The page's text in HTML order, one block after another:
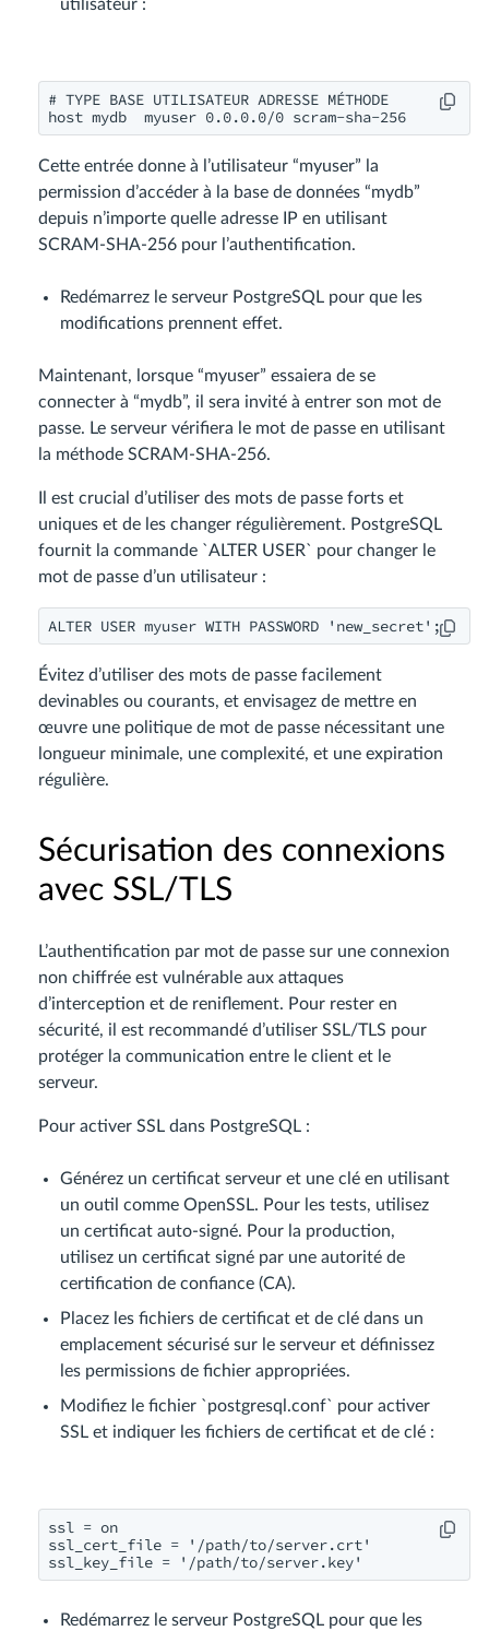
utilisateur :
# TYPE BASE UTILISATEUR ADRESSE MÉTHODE
Cette entrée donne à l’utilisateur “myuser” la
permission d’accéder à la base de données “mydb”
depuis n’importe quelle adresse IP en utilisant
SCRAM-SHA-256 pour l’authentification.
Redémarrez le serveur PostgreSQL pour que les
modifications prennent effet.
Maintenant, lorsque “myuser” essaiera de se
connecter à “mydb”, il sera invité à entrer son mot de
passe. Le serveur vérifiera le mot de passe en utilisant
la méthode SCRAM-SHA-256.
Il est crucial d’utiliser des mots de passe forts et
uniques et de les changer régulièrement. PostgreSQL
fournit la commande `ALTER USER` pour changer le
mot de passe d’un utilisateur :
Évitez d’utiliser des mots de passe facilement
devinables ou courants, et envisagez de mettre en
œuvre une politique de mot de passe nécessitant une
longueur minimale, une complexité, et une expiration
régulière.
Sécurisation des connexions
avec SSL/TLS
L’authentification par mot de passe sur une connexion
non chiffrée est vulnérable aux attaques
d’interception et de reniflement. Pour rester en
sécurité, il est recommandé d’utiliser SSL/TLS pour
protéger la communication entre le client et le
serveur.
Pour activer SSL dans PostgreSQL :
Générez un certificat serveur et une clé en utilisant
un outil comme OpenSSL. Pour les tests, utilisez
un certificat auto-signé. Pour la production,
utilisez un certificat signé par une autorité de
certification de confiance (CA).
Placez les fichiers de certificat et de clé dans un
emplacement sécurisé sur le serveur et définissez
les permissions de fichier appropriées.
Modifiez le fichier `postgresql.conf` pour activer
SSL et indiquer les fichiers de certificat et de clé :
ssl = on
ssl_cert_file = '/path/to/server.crt'
Redémarrez le serveur PostgreSQL pour que les